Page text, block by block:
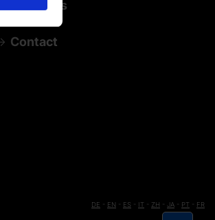
Solutions
Contact
DE EN ES IT ZH JA PT FR